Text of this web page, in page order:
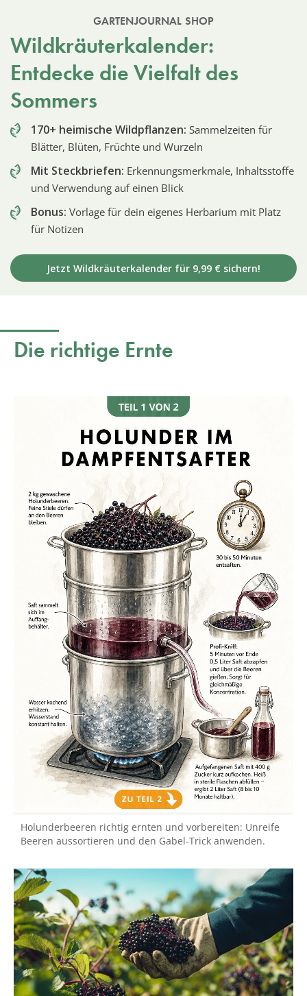
GARTENJOURNAL SHOP
Wildkräuterkalender:
Entdecke die Vielfalt des
Sommers
170+ heimische Wildpflanzen: Sammelzeiten für
Blätter, Blüten, Früchte und Wurzeln
Mit Steckbriefen: Erkennungsmerkmale, Inhaltsstoffe
und Verwendung auf einen Blick
Bonus: Vorlage für dein eigenes Herbarium mit Platz
für Notizen
Jetzt Wildkräuterkalender für 9,99 € sichern!
Die richtige Ernte
Holunderbeeren richtig ernten und vorbereiten: Unreife
Beeren aussortieren und den Gabel-Trick anwenden.